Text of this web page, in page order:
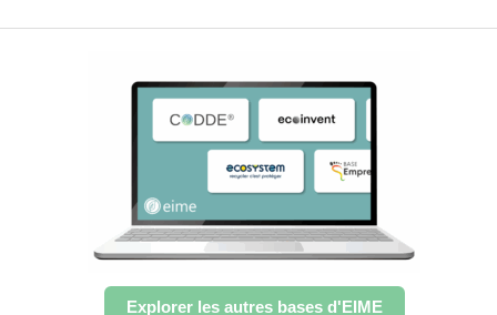
Explorer les autres bases d'EIME